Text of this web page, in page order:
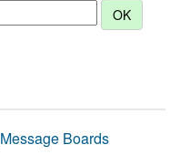
Message Boards